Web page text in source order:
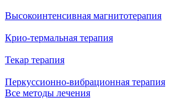
Высокоинтенсивная магнитотерапия
Крио-термальная терапия
Текар терапия
Перкуссионно-вибрационная терапия
Все методы лечения